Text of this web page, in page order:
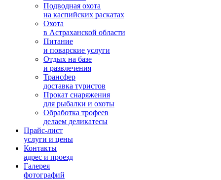
Подводная охота
на каспийских раскатах
Охота
в Астраханской области
Питание
и поварские услуги
Отдых на базе
и развлечения
Трансфер
доставка туристов
Прокат снаряжения
для рыбалки и охоты
Обработка трофеев
делаем деликатесы
Прайс-лист
услуги и цены
Контакты
адрес и проезд
Галерея
фотографий